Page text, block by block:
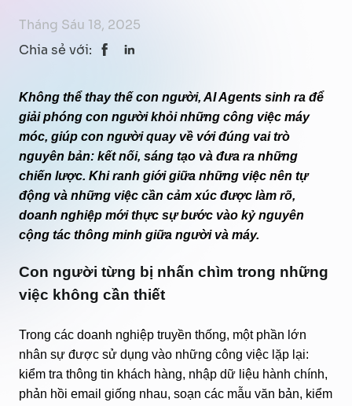
Tháng Sáu 18, 2025
Chia sẻ với:
Không thể thay thế con người, AI Agents sinh ra để
giải phóng con người khỏi những công việc máy
móc, giúp con người quay về với đúng vai trò
nguyên bản: kết nối, sáng tạo và đưa ra những
chiến lược. Khi ranh giới giữa những việc nên tự
động và những việc cần cảm xúc được làm rõ,
doanh nghiệp mới thực sự bước vào kỷ nguyên
cộng tác thông minh giữa người và máy.
Con người từng bị nhấn chìm trong những
việc không cần thiết
Trong các doanh nghiệp truyền thống, một phần lớn
nhân sự được sử dụng vào những công việc lặp lại:
kiểm tra thông tin khách hàng, nhập dữ liệu hành chính,
phản hồi email giống nhau, soạn các mẫu văn bản, kiểm